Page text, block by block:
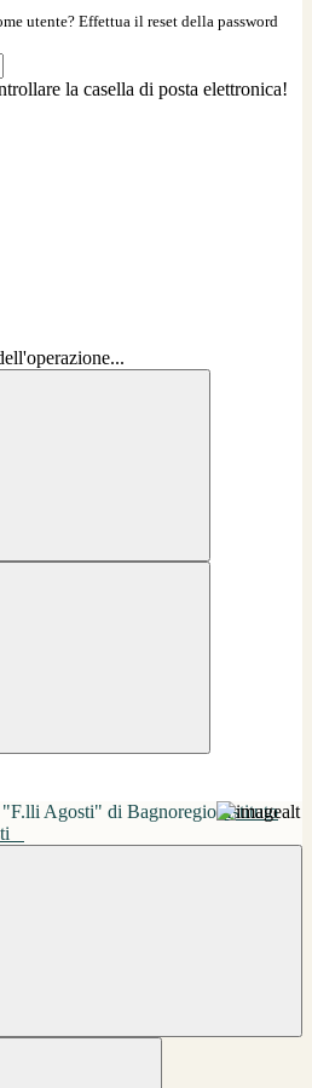
utente? Effettua il reset della password
la casella di posta elettronica!
Istituto